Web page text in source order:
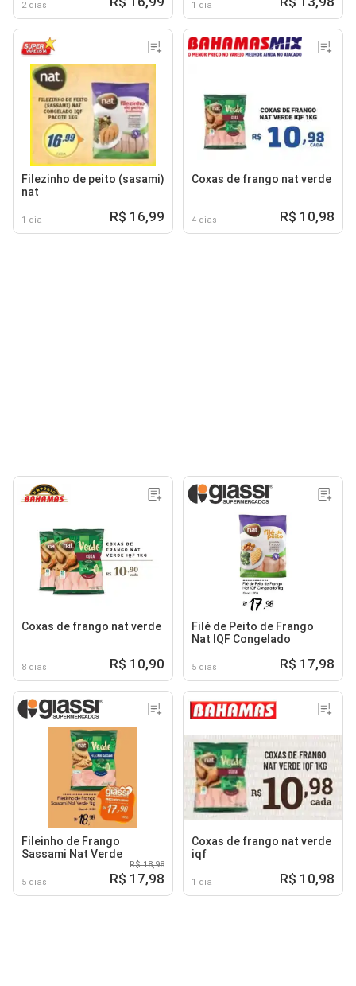
2 dias 1 dia
Filezinho de peito (sasami)
nat
1 dia R$ 16,99
Coxas de frango nat verde
4 dias R$ 10,98
Coxas de frango nat verde
8 dias R$ 10,90
Filé de Peito de Frango
Nat IQF Congelado
5 dias R$ 17,98
Fileinho de Frango
Sassami Nat Verde
5 dias
R$ 18,98
R$ 17,98
Coxas de frango nat verde
iqf
1 dia R$ 10,98